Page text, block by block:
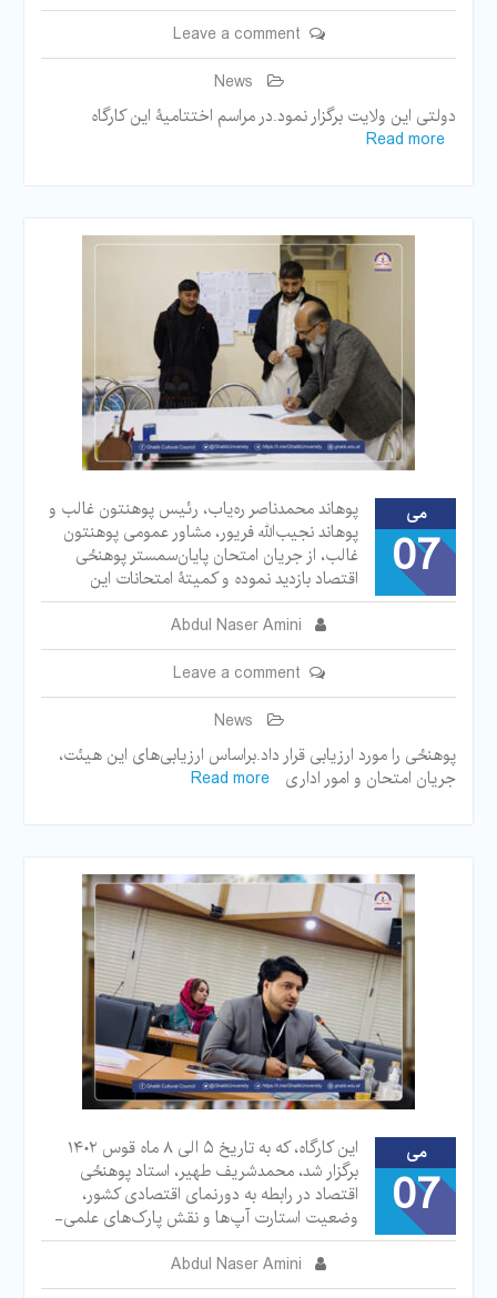
Leave a comment
News
دولتی این ولایت برگزار نمود.در مراسم اختتامیۀ این کارگاه
Read more
می
07
Abdul Naser Amini
Leave a comment
News
پوهاند محمدناصر ره‌یاب، رئیس پوهنتون غالب و
پوهاند نجیب‌الله فریور، مشاور عمومی پوهنتون
غالب، از جریان امتحان پایان‌سمستر پوهنځی‌
اقتصاد بازدید نموده و کمیتۀ امتحانات این
پوهنځی‌ را مورد ارزیابی قرار داد.براساس ارزیابی‌های این هیئت،
جریان امتحان و امور اداری
Read more
می
07
Abdul Naser Amini
این کارگاه، که به تاریخ ۵ الی ۸ ماه قوس ۱۴۰۲
برگزار شد، محمدشریف طهیر، استاد پوهنځی
اقتصاد در رابطه به دورنمای اقتصادی کشور،
وضعیت استارت آپ‌ها و نقش پارک‌های علمی-